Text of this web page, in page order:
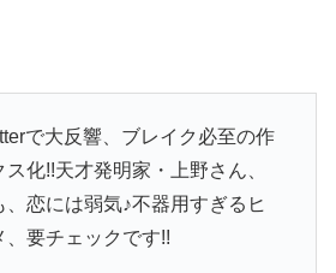
で大反響、ブレイク必至の作
化!!天才発明家・上野さん、
恋には弱気♪不器用すぎるヒ
、要チェックです!!